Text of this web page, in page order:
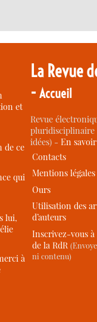
et
de ce
qui
lui,
à
La Revue
-Accueil
Revue
idées) -En
Contacts
Mentions légales
Ours
Utilisation des
d’auteurs
Inscrivez-vous
de la RdR
ni contenu)